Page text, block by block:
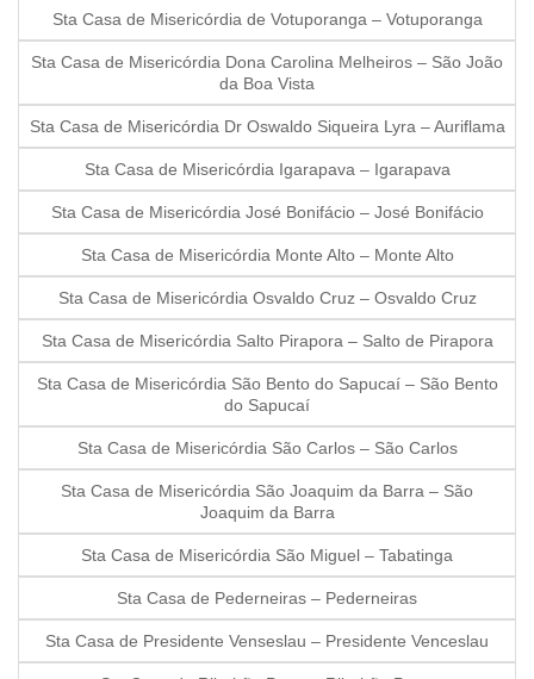
Sta Casa de Misericórdia de Votuporanga – Votuporanga
Sta Casa de Misericórdia Dona Carolina Melheiros – São João
da Boa Vista
Sta Casa de Misericórdia Dr Oswaldo Siqueira Lyra – Auriflama
Sta Casa de Misericórdia Igarapava – Igarapava
Sta Casa de Misericórdia José Bonifácio – José Bonifácio
Sta Casa de Misericórdia Monte Alto – Monte Alto
Sta Casa de Misericórdia Osvaldo Cruz – Osvaldo Cruz
Sta Casa de Misericórdia Salto Pirapora – Salto de Pirapora
Sta Casa de Misericórdia São Bento do Sapucaí – São Bento
do Sapucaí
Sta Casa de Misericórdia São Carlos – São Carlos
Sta Casa de Misericórdia São Joaquim da Barra – São
Joaquim da Barra
Sta Casa de Misericórdia São Miguel – Tabatinga
Sta Casa de Pederneiras – Pederneiras
Sta Casa de Presidente Venseslau – Presidente Venceslau